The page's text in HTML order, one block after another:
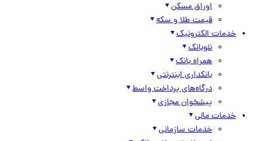
اوراق مسکن
قیمت طلا و سکه
خدمات الکترونیک
نئوبانک
همراه بانک
بانکداری اینترنتی
درگاه‌های پرداخت واسط
پیشخوان مجازی
خدمات مالی
خدمات سازمانی